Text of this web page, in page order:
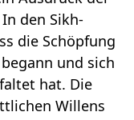
den Sikh-
die Schöpfung
und sich
hat. Die
Willens